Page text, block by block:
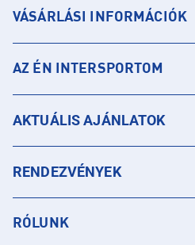
VÁSÁRLÁSI INFORMÁCIÓK
AZ ÉN INTERSPORTOM
AKTUÁLIS AJÁNLATOK
RENDEZVÉNYEK
RÓLUNK